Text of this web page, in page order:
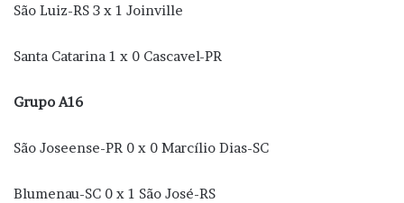
São Luiz-RS 3 x 1 Joinville
Santa Catarina 1 x 0 Cascavel-PR
Grupo A16
São Joseense-PR 0 x 0 Marcílio Dias-SC
Blumenau-SC 0 x 1 São José-RS